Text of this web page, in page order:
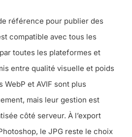
référence pour publier des
compatible avec tous les
toutes les plateformes et
entre qualité visuelle et poids
et AVIF sont plus
mais leur gestion est
côté serveur. À l’export
le JPG reste le choix